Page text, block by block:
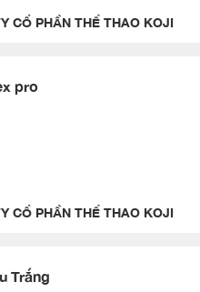
CỔ PHẦN THỂ THAO KOJI
pro
CỔ PHẦN THỂ THAO KOJI
Trắng